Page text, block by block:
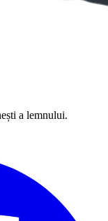
a lemnului.